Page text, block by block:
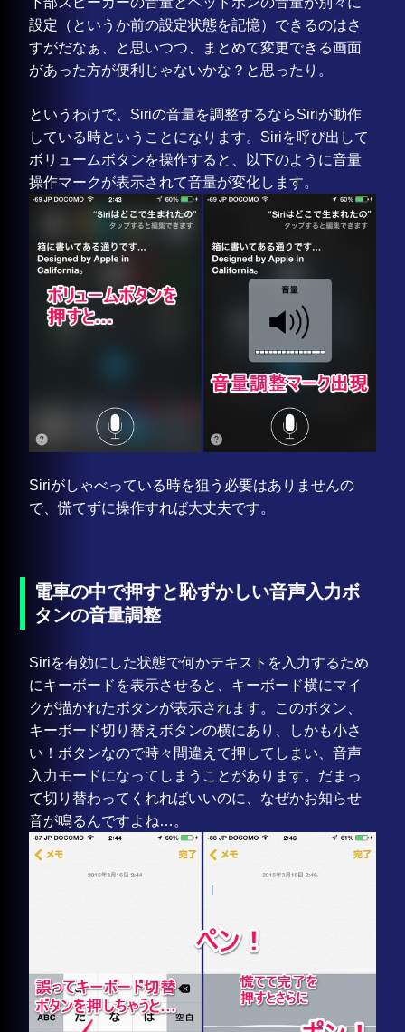
設定（というか前の設定状態を記憶）できるのはさ
すがだなぁ、と思いつつ、まとめて変更できる画面
があった方が便利じゃないかな？と思ったり。
というわけで、Siriの音量を調整するならSiriが動作
している時ということになります。Siriを呼び出して
ボリュームボタンを操作すると、以下のように音量
操作マークが表示されて音量が変化します。
Siriがしゃべっている時を狙う必要はありませんの
で、慌てずに操作すれば大丈夫です。
電車の中で押すと恥ずかしい音声入力ボ
タンの音量調整
Siriを有効にした状態で何かテキストを入力するため
にキーボードを表示させると、キーボード横にマイ
クが描かれたボタンが表示されます。このボタン、
キーボード切り替えボタンの横にあり、しかも小さ
い！ボタンなので時々間違えて押してしまい、音声
入力モードになってしまうことがあります。だまっ
て切り替わってくれればいいのに、なぜかお知らせ
音が鳴るんですよね…。